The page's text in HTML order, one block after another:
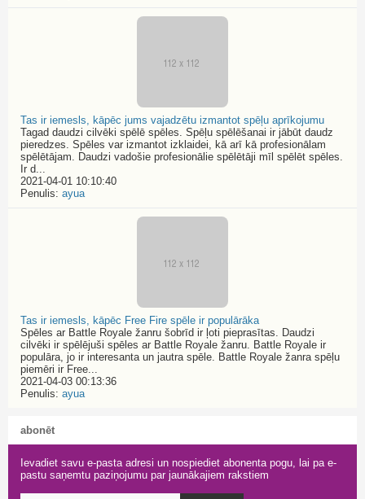
Tas ir iemesls, kāpēc jums vajadzētu izmantot spēļu aprīkojumu
Tagad daudzi cilvēki spēlē spēles. Spēļu spēlēšanai ir jābūt daudz
pieredzes. Spēles var izmantot izklaidei, kā arī kā profesionālam
spēlētājam. Daudzi vadošie profesionālie spēlētāji mīl spēlēt spēles.
Ir d...
2021-04-01 10:10:40
Penulis: ayua
Tas ir iemesls, kāpēc Free Fire spēle ir populārāka
Spēles ar Battle Royale žanru šobrīd ir ļoti pieprasītas. Daudzi
cilvēki ir spēlējuši spēles ar Battle Royale žanru. Battle Royale ir
populāra, jo ir interesanta un jautra spēle. Battle Royale žanra spēļu
piemēri ir Free...
2021-04-03 00:13:36
Penulis: ayua
abonēt
Ievadiet savu e-pasta adresi un nospiediet abonenta pogu, lai pa e-
pastu saņemtu paziņojumu par jaunākajiem rakstiem